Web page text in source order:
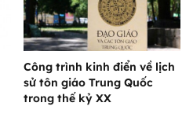
Công trình kinh điển về lịch
sử tôn giáo Trung Quốc
trong thế kỷ XX